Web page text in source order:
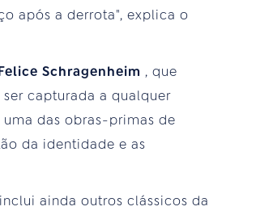
após a derrota", explica o
Schragenheim , que
capturada a qualquer
uma das obras-primas de
da identidade e as
ainda outros clássicos da